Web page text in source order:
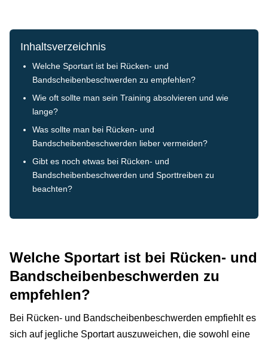
Inhaltsverzeichnis
Welche Sportart ist bei Rücken- und
Bandscheibenbeschwerden zu empfehlen?
Wie oft sollte man sein Training absolvieren und wie
lange?
Was sollte man bei Rücken- und
Bandscheibenbeschwerden lieber vermeiden?
Gibt es noch etwas bei Rücken- und
Bandscheibenbeschwerden und Sporttreiben zu
beachten?
Welche Sportart ist bei Rücken- und
Bandscheibenbeschwerden zu
empfehlen?
Bei Rücken- und Bandscheibenbeschwerden empfiehlt es
sich auf jegliche Sportart auszuweichen, die sowohl eine